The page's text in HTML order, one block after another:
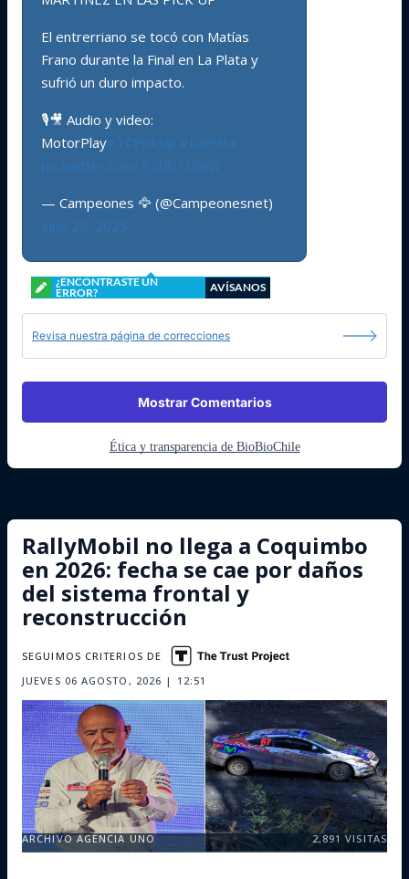
El entrerriano se tocó con Matías
Frano durante la Final en La Plata y
sufrió un duro impacto.
🎙️🎥 Audio y video:
MotorPlay#TCPickUp #LaPlata
pic.twitter.com/7u3fbTO9JW
— Campeones 🦅 (@Campeonesnet)
June 29, 2025
¿ENCONTRASTE UN
ERROR?
AVÍSANOS
Revisa nuestra página de correcciones
Mostrar Comentarios
Ética y transparencia de BioBioChile
RallyMobil no llega a Coquimbo
en 2026: fecha se cae por daños
del sistema frontal y
reconstrucción
JUEVES 06 AGOSTO, 2026 | 12:51
SEGUIMOS CRITERIOS DE
ARCHIVO AGENCIA UNO 2,891 VISITAS